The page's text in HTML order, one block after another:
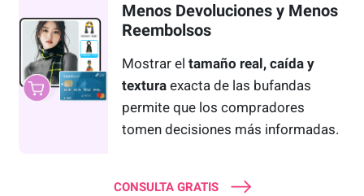
Menos Devoluciones y Menos
Reembolsos
Mostrar eltamaño real, caída y
texturaexacta de las bufandas
permite que los compradores
tomen decisiones más informadas.
CONSULTA GRATIS